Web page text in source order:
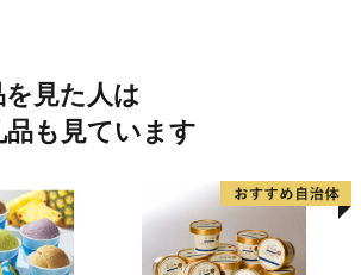
見た人は
品も見ています